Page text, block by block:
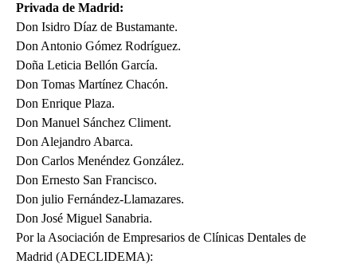
Privada de Madrid:
Don Isidro Díaz de Bustamante.
Don Antonio Gómez Rodríguez.
Doña Leticia Bellón García.
Don Tomas Martínez Chacón.
Don Enrique Plaza.
Don Manuel Sánchez Climent.
Don Alejandro Abarca.
Don Carlos Menéndez González.
Don Ernesto San Francisco.
Don julio Fernández-Llamazares.
Don José Miguel Sanabria.
Por la Asociación de Empresarios de Clínicas Dentales de
Madrid (ADECLIDEMA):